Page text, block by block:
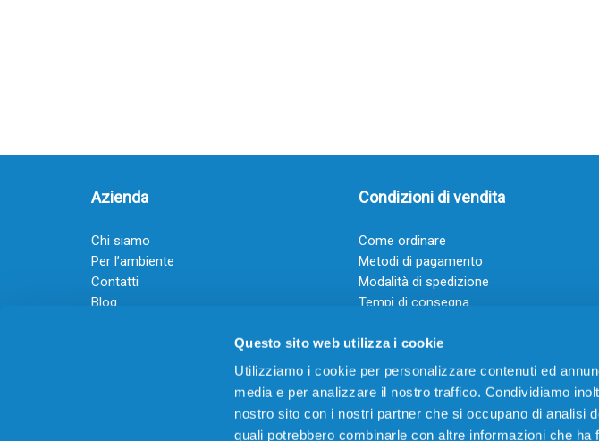
Questo sito web utilizza i cookie
Utilizziamo i cookie per personalizzare contenuti ed
media e per analizzare il nostro traffico. Condividiamo
nostro sito con i nostri partner che si occupano di analisi
quali potrebbero combinarle con altre informazioni che
Azienda
Chi siamo
Per l’ambiente
Contatti
Blog
Guadagna con il Dropship
Condizioni di vendita
Come ordinare
Metodi di pagamento
Modalità di spedizione
Tempi di consegna